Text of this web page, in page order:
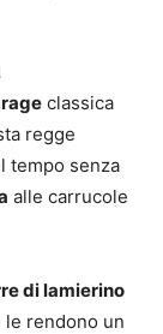
classica
regge
tempo senza
alle carrucole
di lamierino
rendono un